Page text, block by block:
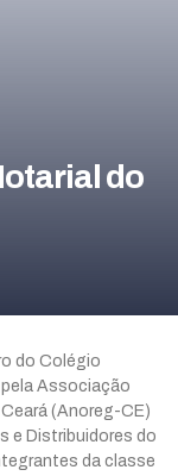
do
do Colégio
pela Associação
(Anoreg-CE)
e Distribuidores do
da classe